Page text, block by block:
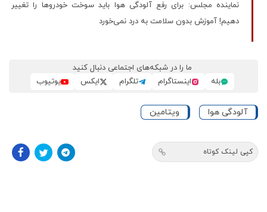
نماینده مجلس: برای رفع آلودگی هوا باید سوخت خودروها را تغییر
دهیم! آموزش بدون سلامت به درد نمی‌خورد
ما را در شبکه‌های اجتماعی دنبال کنید
بله
اینستاگرام تلگرام ایکس یوتیوب
آلودگی هوا ویتامین
کپی لینک کوتاه